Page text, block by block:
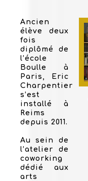
Ancien
élève deux
fois
diplômé de
l’école
Boulle à
Paris, Eric
Charpentier
s’est
installé à
Reims
depuis 2011.
Au sein de
l’atelier de
coworking
dédié aux
arts